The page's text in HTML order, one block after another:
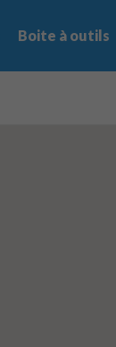
Boite à outils